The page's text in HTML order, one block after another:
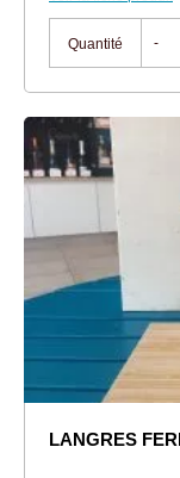
Quantité -
LANGRES